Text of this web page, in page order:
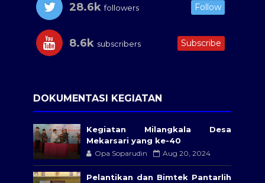
28.6k followers Follow
8.6k subscribers Subscribe
DOKUMENTASI KEGIATAN
Kegiatan Milangkala Desa
Mekarsari yang ke-40
Opa Soparudin Aug 20, 2024
Pelantikan dan Bimtek Pantarlih